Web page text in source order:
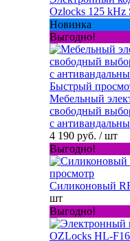
Ozlocks 125 kHz
Новинка
Выгодно!
Быстрый
Мебельный
свободный
с
4 190 руб. / шт
Выгодно!
просмотр
Силиконовый
шт
Выгодно!